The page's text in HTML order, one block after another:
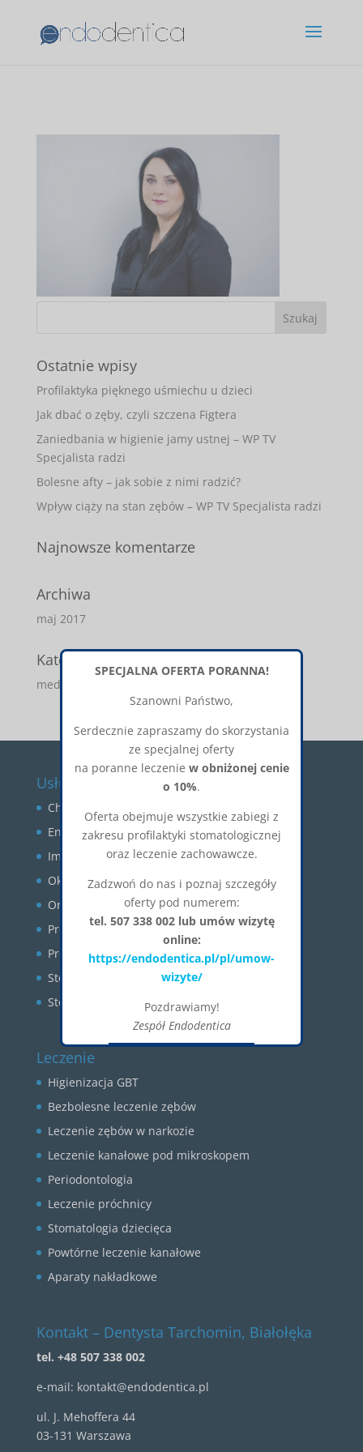
Ostatnie wpisy
Profilaktyka pięknego uśmiechu u dzieci
Jak dbać o zęby, czyli szczena Figtera
Zaniedbania w higienie jamy ustnej – WP TV
Specjalista radzi
Bolesne afty – jak sobie z nimi radzić?
Wpływ ciąży na stan zębów – WP TV Specjalista radzi
Najnowsze komentarze
Archiwa
maj 2017
Kategorie
media-o-nas
Usługi
Chirurgia stomatologiczna
Endodoncja
Implantologia
Okluzja
Ortodoncja
Profilaktyka
Protetyka
Stomatologia estetyczna
Stomatologia zachowawcza
Leczenie
Higienizacja GBT
Bezbolesne leczenie zębów
Leczenie zębów w narkozie
Leczenie kanałowe pod mikroskopem
Periodontologia
Leczenie próchnicy
Stomatologia dziecięca
Powtórne leczenie kanałowe
Aparaty nakładkowe
Kontakt – Dentysta Tarchomin, Białołęka
tel. +48 507 338 002
e-mail: kontakt@endodentica.pl
ul. J. Mehoffera 44
03-131 Warszawa
Okienko zostanie zamknięte za:
SPECJALNA OFERTA PORANNA!
Szanowni Państwo,
Serdecznie zapraszamy do skorzystania
ze specjalnej oferty
na poranne leczenie w obniżonej cenie
o 10%.
Oferta obejmuje wszystkie zabiegi z
zakresu profilaktyki stomatologicznej
oraz leczenie zachowawcze.
Zadzwoń do nas i poznaj szczegóły
oferty pod numerem:
tel. 507 338 002 lub umów wizytę
online:
https://endodentica.pl/pl/umow-
wizyte/
Pozdrawiamy!
Zespół Endodentica